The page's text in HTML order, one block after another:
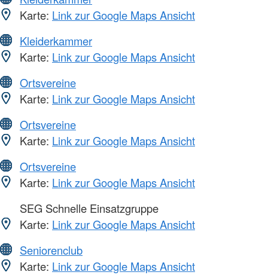
Karte: Link zur Google Maps Ansicht
Kleiderkammer
Karte: Link zur Google Maps Ansicht
Ortsvereine
Karte: Link zur Google Maps Ansicht
Ortsvereine
Karte: Link zur Google Maps Ansicht
Ortsvereine
Karte: Link zur Google Maps Ansicht
SEG Schnelle Einsatzgruppe
Karte: Link zur Google Maps Ansicht
Seniorenclub
Karte: Link zur Google Maps Ansicht